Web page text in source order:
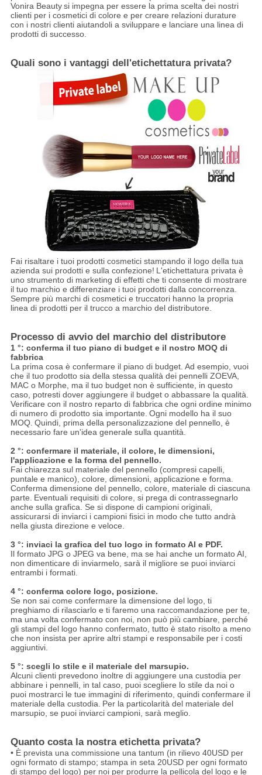
Vonira Beautysi impegna per essere la prima scelta dei nostri
clienti per i cosmetici di colore e per creare relazioni durature
con i nostri clienti aiutandoli a sviluppare e lanciare una linea di
prodotti di successo.
Quali sono i vantaggi dell'etichettatura privata?
Fai risaltare i tuoi prodotti cosmetici stampando il logo della tua
azienda sui prodotti e sulla confezione! L'etichettatura privata è
uno strumento di marketing di effetti che ti consente di mostrare
il tuo marchio e differenziare i tuoi prodotti dalla concorrenza.
Sempre più marchi di cosmetici e truccatori hanno la propria
linea di prodotti per il trucco a marchio del distributore.
Processo di avvio del marchio del distributore
1 °: conferma il tuo piano di budget e il nostro MOQ di
fabbrica
La prima cosa è confermare il piano di budget. Ad esempio, vuoi
che il tuo prodotto sia della stessa qualità dei pennelli ZOEVA,
MAC o Morphe, ma il tuo budget non è sufficiente, in questo
caso, potresti dover aggiungere il budget o abbassare la qualità.
Verificare con il nostro reparto di fabbrica che ogni ordine minimo
di numero di prodotto sia importante. Ogni modello ha il suo
MOQ. Quindi, prima della personalizzazione del pennello, è
necessario fare un'idea generale sulla quantità.
2 °: confermare il materiale, il colore, le dimensioni,
l'applicazione e la forma del pennello.
Fai chiarezza sul materiale del pennello (compresi capelli,
puntale e manico), colore, dimensioni, applicazione e forma.
Conferma dimensione del pennello, colore, materiale di ciascuna
parte. Eventuali requisiti di colore, si prega di contrassegnarlo
anche sulla grafica. Se si dispone di campioni originali,
assicurarsi di inviarci i campioni fisici in modo che tutto andrà
nella giusta direzione e veloce.
3 °: inviaci la grafica del tuo logo in formato AI e PDF.
Il formato JPG o JPEG va bene, ma se hai anche un formato AI,
non dimenticare di inviarmelo, sarà il migliore se puoi inviarci
entrambi i formati.
4 °: conferma colore logo, posizione.
Se non sai come confermare la dimensione del logo, ti
preghiamo di rilasciarlo e ti faremo una raccomandazione per te,
ma una volta confermato con noi, non può più cambiare, perché
gli stampi del logo hanno confermato, tutto è stato risolto a meno
che non insista per aprire altri stampi e responsabile per i costi
aggiuntivi.
5 °: scegli lo stile e il materiale del marsupio.
Alcuni clienti prevedono inoltre di aggiungere una custodia per
abbinare i pennelli, in tal caso, puoi scegliere lo stile da noi o
puoi mostrarci le tue immagini di riferimento, quindi confermare il
materiale della custodia. Per la particolarità del materiale del
marsupio, se puoi inviarci campioni, sarà meglio.
Quanto costa la nostra etichetta privata?
• È prevista una commissione una tantum (in rilievo 40USD per
ogni formato di stampo; stampa in seta 20USD per ogni formato
di stampo del logo) per noi per produrre la pellicola del logo e le